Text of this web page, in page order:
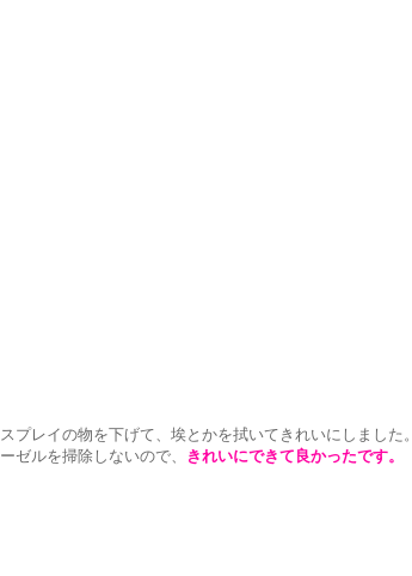
プレイの物を下げて、埃とかを拭いてきれいにしました。
ゼルを掃除しないので、
きれいにできて良かったです。